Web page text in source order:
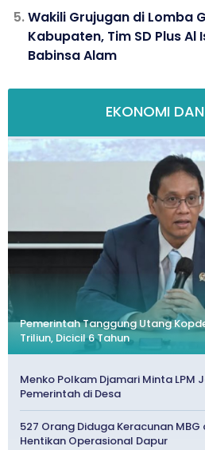
Wakili Grujugan di Lomba
Kabupaten, Tim SD Plus Al
Babinsa Alam
EKONOMI
Pemerintah Tanggung Utang
Triliun, Dicicil 6 Tahun
Menko Polkam Djamari Minta LPM
Pemerintah di Desa
527 Orang Diduga Keracunan
Hentikan Operasional Dapur